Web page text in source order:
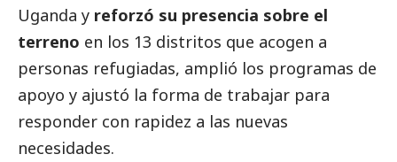
Uganda y reforzó su presencia sobre el
terreno en los 13 distritos que acogen a
personas refugiadas, amplió los programas de
apoyo y ajustó la forma de trabajar para
responder con rapidez a las nuevas
necesidades.